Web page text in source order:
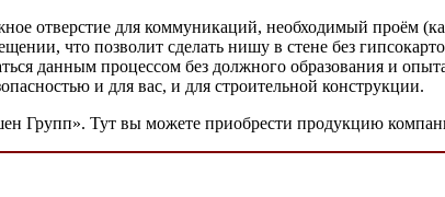
отверстие для коммуникаций, необходимый проём
что позволит сделать нишу в стене без
данным процессом без должного образования и
и для вас, и для строительной конструкции.
Групп». Тут вы можете приобрести продукцию